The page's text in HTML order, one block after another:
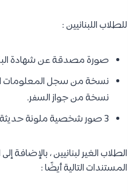
للطلاب اللبنانيين :
صورة مصدقة عن شهادة
نسخة من سجل المعلومات
نسخة من جواز السفر.
3 صور شخصية ملونة حديثة بحجم جواز السفر.
الطلاب الغير لبنانيين ، بالإضافة
المستندات التالية أيضًا :